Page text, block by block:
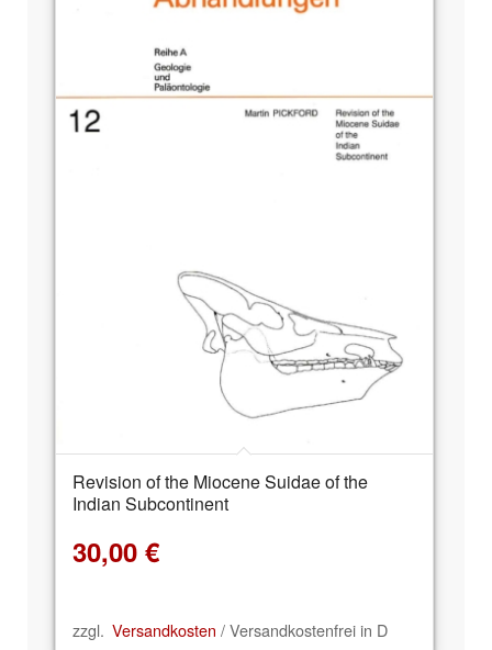
Revision of the Miocene Suidae of the
Indian Subcontinent
30,00 €
zzgl. Versandkosten / Versandkostenfrei in D